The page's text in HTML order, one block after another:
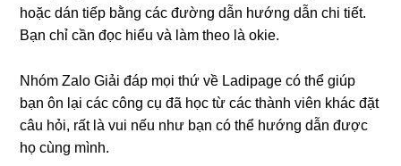
hoặc dán tiếp bằng các đường dẫn hướng dẫn chi tiết.
Bạn chỉ cần đọc hiểu và làm theo là okie.
Nhóm Zalo Giải đáp mọi thứ về Ladipage có thể giúp
bạn ôn lại các công cụ đã học từ các thành viên khác đặt
câu hỏi, rất là vui nếu như bạn có thể hướng dẫn được
họ cùng mình.